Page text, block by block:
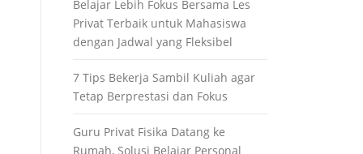
Belajar Lebih Fokus Bersama Les
Privat Terbaik untuk Mahasiswa
dengan Jadwal yang Fleksibel
7 Tips Bekerja Sambil Kuliah agar
Tetap Berprestasi dan Fokus
Guru Privat Fisika Datang ke
Rumah, Solusi Belajar Personal